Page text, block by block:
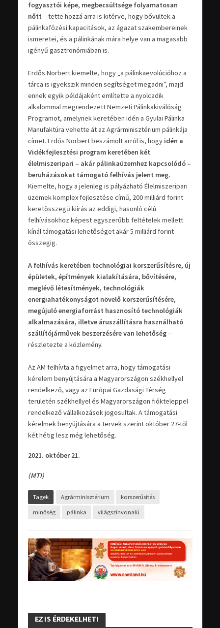
fogyasztói képe, megbecsültsége folyamatosan
nőtt – tette hozzá arra is kitérve, hogy bővültek a
pálinkafőzési kapacitások, az ágazat szakembereinek
ismeretei, és a pálinkának mára helye van a magasabb
igényű gasztronómiában is.
Erdős Norbert kiemelte, hogy „a pálinkaevolúcióhoz a
tárca is igyekszik minden segítséget megadni”, majd
ennek egyik példájaként említette a nyolcadik
alkalommal megrendezett Nemzeti Pálinkakiválóság
Programot, amelynek keretében idén a Gyulai Pálinka
Manufaktúra vehette át az Agrárminisztérium pálinkája
címet. Erdős Norbert beszámolt arról is, hogy idén a
Vidékfejlesztési program keretében két
élelmiszeripari – akár pálinkaüzemhez kapcsolódó –
beruházásokat támogató felhívás jelent meg.
Kiemelte, hogy a jelenleg is pályázható Élelmiszeripari
üzemek komplex fejlesztése című, 200 milliárd forint
keretösszegű kiírás az eddigi, hasonló célú
felhívásokhoz képest egyszerűbb feltételek mellett
kínál támogatási lehetőséget akár 5 milliárd forint
összegig.
A felhívás keretében technológiai korszerűsítésre, új
épületek, építmények kialakítására, bővítésére,
meglévő létesítmények, technológiák
energiahatékonyságot növelő korszerűsítésére,
megújuló energiaforrást hasznosító technológiák
alkalmazására, illetve áruszállításra használható
szállítójárművek beszerzésére van lehetőség–
részletezte a közlemény.
Az AM felhívta a figyelmet arra, hogy támogatási
kérelem benyújtására a Magyarországon székhellyel
rendelkező, vagy az Európai Gazdasági Térség
területén székhellyel és Magyarországon fiókteleppel
rendelkező vállalkozások jogosultak. A támogatási
kérelmek benyújtására a tervek szerint október 27-től
két hétig lesz még lehetőség.
2021. október 21.
(MTI)
Tagek Agrárminisztérium korszerűsítés
minőség pálinka világszínvonalú
EZ IS ÉRDEKELHETI